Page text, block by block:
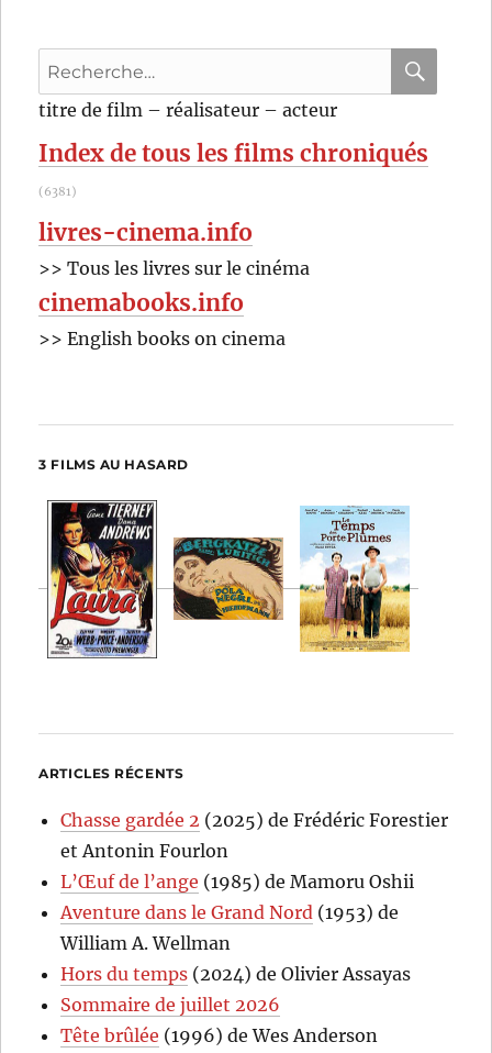
Recherche
pour
:
titre de film – réalisateur – acteur
Index de tous les films chroniqués
(6381)
livres-cinema.info
>> Tous les livres sur le cinéma
cinemabooks.info
>> English books on cinema
3 FILMS AU HASARD
ARTICLES RÉCENTS
Chasse gardée 2 (2025) de Frédéric Forestier
et Antonin Fourlon
L’Œuf de l’ange (1985) de Mamoru Oshii
Aventure dans le Grand Nord (1953) de
William A. Wellman
Hors du temps (2024) de Olivier Assayas
Sommaire de juillet 2026
Tête brûlée (1996) de Wes Anderson